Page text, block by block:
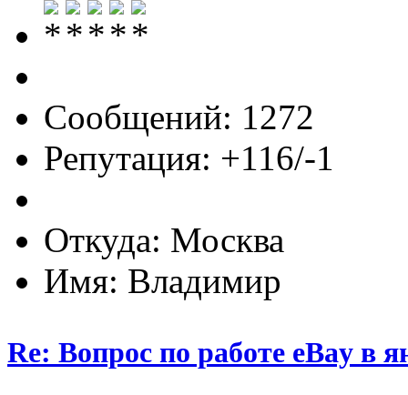
Сообщений: 1272
Репутация: +116/-1
Откуда: Москва
Имя: Владимир
Re: Вопрос по работе eBay в